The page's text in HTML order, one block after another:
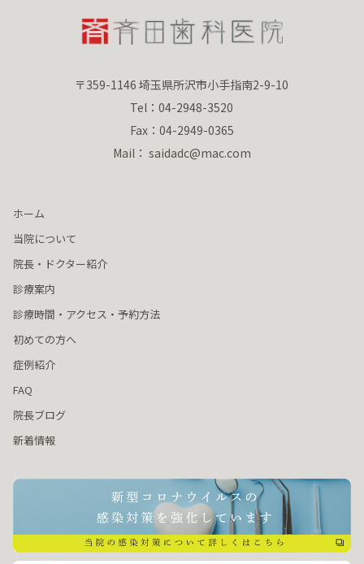
〒359-1146 埼玉県所沢市小手指南2-9-10
Tel：04-2948-3520
Fax：04-2949-0365
Mail： saidadc@mac.com
ホーム
当院について
院長・ドクター紹介
診療案内
診療時間・アクセス・予約方法
初めての方へ
症例紹介
FAQ
院長ブログ
新着情報